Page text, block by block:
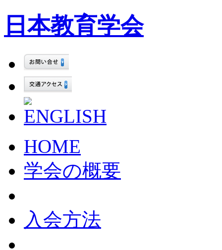
日本教育学会
HOME
学会の概要
入会方法